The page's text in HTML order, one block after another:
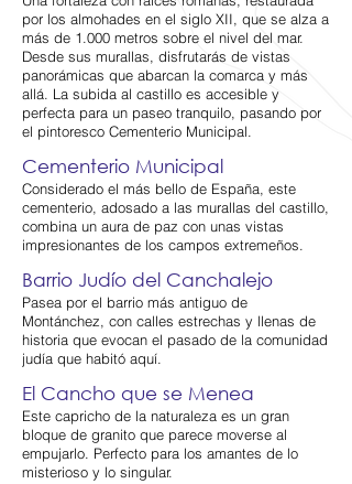
por los almohades en el siglo XII, que se alza a
más de 1.000 metros sobre el nivel del mar.
Desde sus murallas, disfrutarás de vistas
panorámicas que abarcan la comarca y más
allá. La subida al castillo es accesible y
perfecta para un paseo tranquilo, pasando por
el pintoresco Cementerio Municipal​.​
Cementerio Municipal
Considerado el más bello de España, este
cementerio, adosado a las murallas del castillo,
combina un aura de paz con unas vistas
impresionantes de los campos extremeños​.
Barrio Judío del Canchalejo
Pasea por el barrio más antiguo de
Montánchez, con calles estrechas y llenas de
historia que evocan el pasado de la comunidad
judía que habitó aquí​.
El Cancho que se Menea
Este capricho de la naturaleza es un gran
bloque de granito que parece moverse al
empujarlo. Perfecto para los amantes de lo
misterioso y lo singular​.